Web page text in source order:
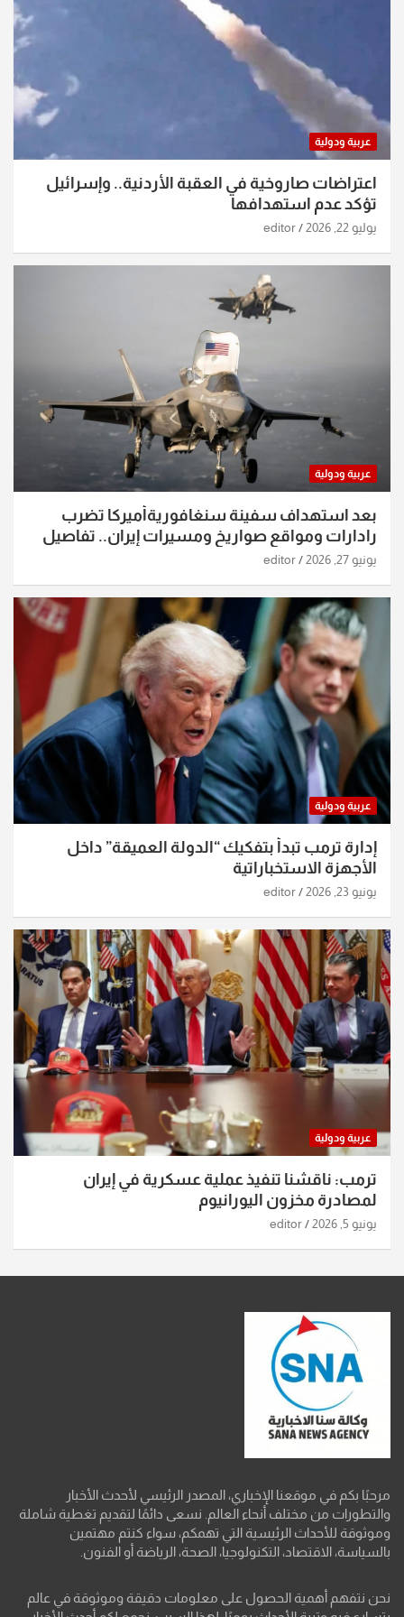
عربية ودولية
اعتراضات صاروخية في العقبة الأردنية.. وإسرائيل
تؤكد عدم استهدافها
يوليو 22, 2026 editor
عربية ودولية
بعد استهداف سفينة سنغافوريةأميركا تضرب
رادارات ومواقع صواريخ ومسيرات إيران.. تفاصيل
الساعات الماضية
يونيو 27, 2026 editor
عربية ودولية
إدارة ترمب تبدأ بتفكيك “الدولة العميقة” داخل
الأجهزة الاستخباراتية
يونيو 23, 2026 editor
عربية ودولية
ترمب: ناقشنا تنفيذ عملية عسكرية في إيران
لمصادرة مخزون اليورانيوم
يونيو 5, 2026 editor
مرحبًا بكم في موقعنا الإخباري، المصدر الرئيسي لأحدث الأخبار
والتطورات من مختلف أنحاء العالم. نسعى دائمًا لتقديم تغطية شاملة
وموثوقة للأحداث الرئيسية التي تهمكم، سواء كنتم مهتمين
بالسياسة، الاقتصاد، التكنولوجيا، الصحة، الرياضة أو الفنون.
نحن نتفهم أهمية الحصول على معلومات دقيقة وموثوقة في عالم